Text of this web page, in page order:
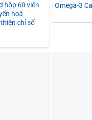
hộp 60 viên
hoá
chỉ số
Omega-3